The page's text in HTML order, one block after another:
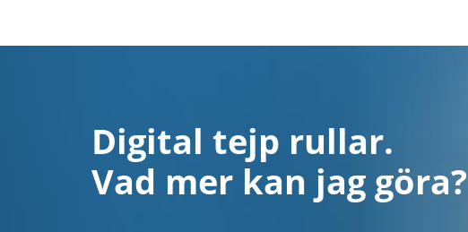
Digital tejp rullar.
Vad mer kan jag göra?